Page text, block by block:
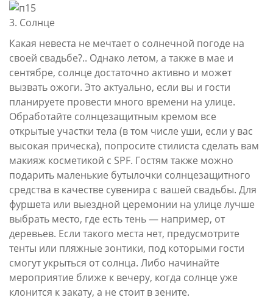
3. Солнце
Какая невеста не мечтает о солнечной погоде на
своей свадьбе?.. Однако летом, а также в мае и
сентябре, солнце достаточно активно и может
вызвать ожоги. Это актуально, если вы и гости
планируете провести много времени на улице.
Обработайте солнцезащитным кремом все
открытые участки тела (в том числе уши, если у вас
высокая прическа), попросите стилиста сделать вам
макияж косметикой с SPF. Гостям также можно
подарить маленькие бутылочки солнцезащитного
средства в качестве сувенира с вашей свадьбы. Для
фуршета или выездной церемонии на улице лучше
выбрать место, где есть тень — например, от
деревьев. Если такого места нет, предусмотрите
тенты или пляжные зонтики, под которыми гости
смогут укрыться от солнца. Либо начинайте
мероприятие ближе к вечеру, когда солнце уже
клонится к закату, а не стоит в зените.